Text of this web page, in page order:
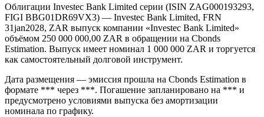
Облигации Investec Bank Limited серии (ISIN ZAG000193293,
FIGI BBG01DR69VX3) — Investec Bank Limited, FRN
31jan2028, ZAR выпуск компании «Investec Bank Limited»
объёмом 250 000 000,00 ZAR в обращении на Cbonds
Estimation. Выпуск имеет номинал 1 000 000 ZAR и торгуется
как самостоятельный долговой инструмент.
Дата размещения — эмиссия прошла на Cbonds Estimation в
формате *** через ***. Погашение запланировано на *** и
предусмотрено условиями выпуска без амортизации
номинала по графику.